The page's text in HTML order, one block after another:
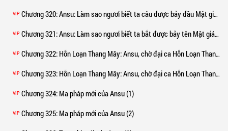
VIP Chương 320: Ansu: Làm sao ngươi biết ta câu được bảy đầu Mật giáo đồ? (1)
VIP Chương 321: Ansu: Làm sao ngươi biết ta bắt được bảy tên Mật giáo đồ? (2)
VIP Chương 322: Hỗn Loạn Thang Mây: Ansu, chờ đại ca Hỗn Loạn Thang Lầu của ta tới thu thập ngươi! (1)
VIP Chương 323: Hỗn Loạn Thang Mây: Ansu, chờ đại ca Hỗn Loạn Thang Lầu của ta tới thu thập ngươi! (2)
VIP Chương 324: Ma pháp mới của Ansu (1)
VIP Chương 325: Ma pháp mới của Ansu (2)